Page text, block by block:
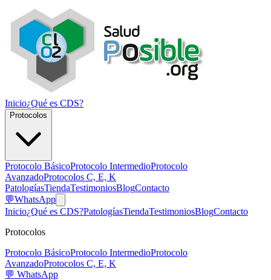
Inicio¿Qué es CDS?
Protocolos
Protocolo BásicoProtocolo IntermedioProtocolo
AvanzadoProtocolos C, E, K
PatologíasTiendaTestimoniosBlogContacto
💬WhatsApp
Inicio¿Qué es CDS?PatologíasTiendaTestimoniosBlogContacto
Protocolos
Protocolo BásicoProtocolo IntermedioProtocolo
AvanzadoProtocolos C, E, K
💬 WhatsApp